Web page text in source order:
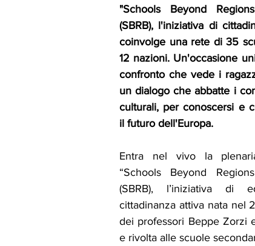
"Schools Beyond
(SBRB), l'iniziativa di
coinvolge una rete di 35
12 nazioni. Un'occasione
confronto che vede i
un dialogo che abbatte i
culturali, per conoscersi e
il futuro dell'Europa.
Entra nel vivo la
“Schools Beyond
(SBRB), l’iniziativa di
cittadinanza attiva nata nel
dei professori Beppe Zorzi
e rivolta alle scuole